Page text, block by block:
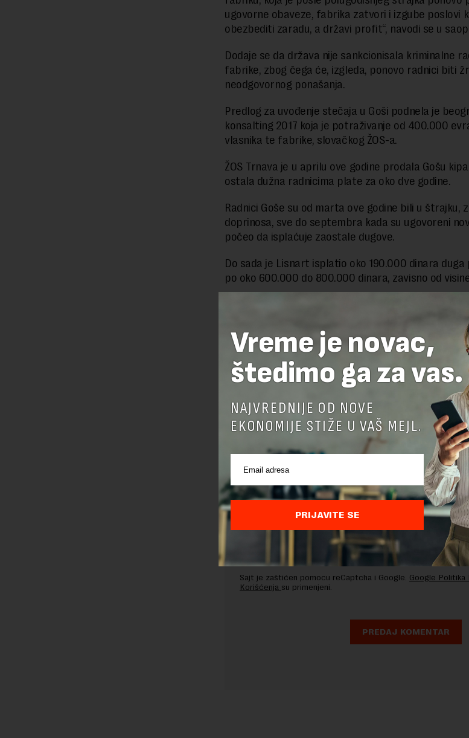
ugovorne obaveze, fabrika zatvori i izgube poslovi
obezbediti zaradu, a državi profit“, navodi se u
Dodaje se da država nije sankcionisala kriminalne
fabrike, zbog čega će, izgleda, ponovo radnici biti
neodgovornog ponašanja.
Predlog za uvođenje stečaja u Goši podnela je
konsalting 2017 koja je potraživanje od 400.000
vlasnika te fabrike, slovačkog ŽOS-a.
ŽOS Trnava je u aprilu ove godine prodala Gošu
ostala dužna radnicima plate za oko dve godine.
Radnici Goše su od marta ove godine bili u štrajku,
doprinosa, sve do septembra kada su ugovoreni
počeo da isplaćuje zaostale dugove.
Do sada je Lisnart isplatio oko 190.000 dinara duga
po oko 600.000 do 800.000 dinara, zavisno od
Preuzimanje delova teksta je dozvoljeno, ali uz obavezno
ka izvornom tekstu na novaekonomija.rs
Pre slanja komentara, molimo vas da se upoznate sa
Sajt je zaštićen pomocu reCaptcha i Google. Google Politika
Korišćenja su primenjeni.
Vreme je novac,
štedimo ga za vas.
NAJVREDNIJE OD NOVE
EKONOMIJE STIŽE U VAŠ MEJL.
PRIJAVITE SE